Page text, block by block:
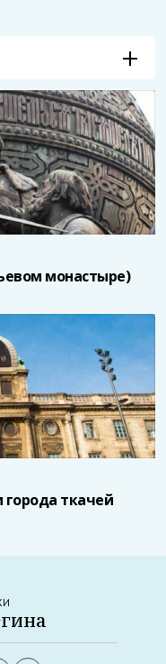
монастыре)
города ткачей